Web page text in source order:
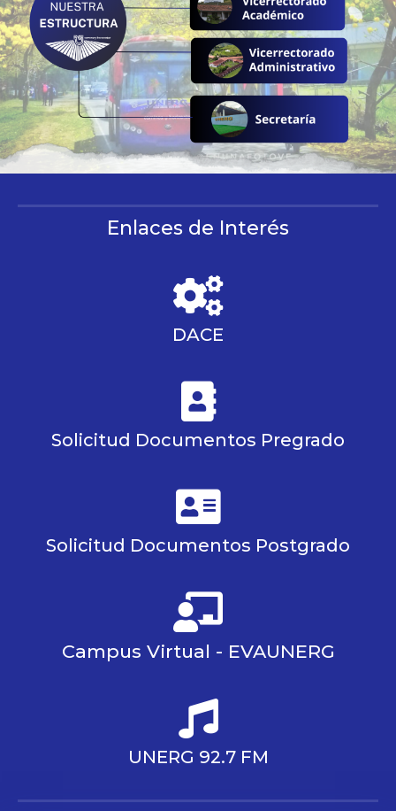
Enlaces de Interés
DACE
Solicitud Documentos Pregrado
Solicitud Documentos Postgrado
Campus Virtual - EVAUNERG
UNERG 92.7 FM